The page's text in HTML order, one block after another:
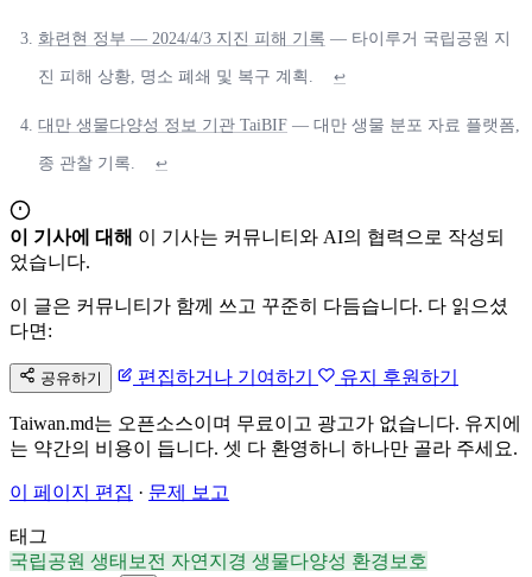
화련현 정부 — 2024/4/3 지진 피해 기록 — 타이루거 국립공원 지
진 피해 상황, 명소 폐쇄 및 복구 계획. ↩
대만 생물다양성 정보 기관 TaiBIF — 대만 생물 분포 자료 플랫폼,
종 관찰 기록. ↩
이 기사에 대해 이 기사는 커뮤니티와 AI의 협력으로 작성되
었습니다.
이 글은 커뮤니티가 함께 쓰고 꾸준히 다듬습니다. 다 읽으셨
다면:
공유하기 편집하거나 기여하기 유지 후원하기
Taiwan.md는 오픈소스이며 무료이고 광고가 없습니다. 유지에
는 약간의 비용이 듭니다. 셋 다 환영하니 하나만 골라 주세요.
이 페이지 편집 · 문제 보고
태그
국립공원 생태보전 자연지경 생물다양성 환경보호